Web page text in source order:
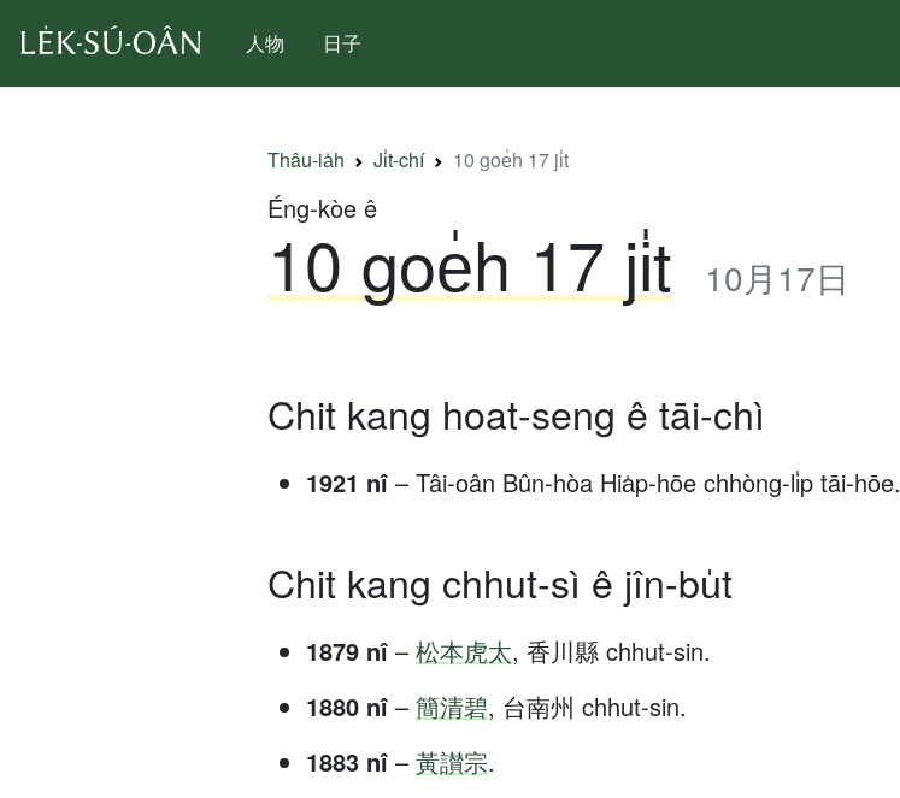
人物 日子
Thâu-ia̍h Ji̍t-chí 10 goe̍h 17 ji̍t
Éng-kòe ê
10 goe̍h 17 ji̍t 10月17日
Chit kang hoat-seng ê tāi-chì
1921 nî – Tâi-oân Bûn-hòa Hia̍p-hōe chhòng-li̍p tāi-hōe.
Chit kang chhut-sì ê jîn-bu̍t
1879 nî – 松本虎太, 香川縣 chhut-sin.
1880 nî – 簡清碧, 台南州 chhut-sin.
1883 nî – 黃讃宗.